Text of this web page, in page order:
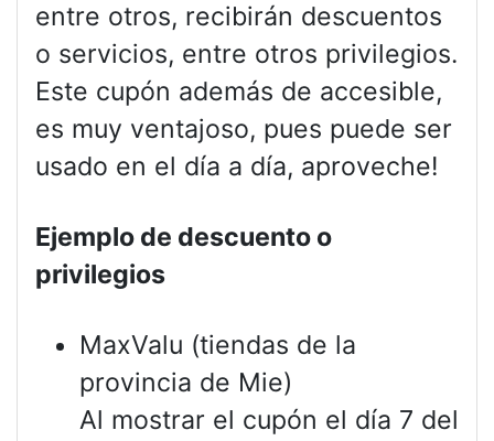
entre otros, recibirán descuentos
o servicios, entre otros privilegios.
Este cupón además de accesible,
es muy ventajoso, pues puede ser
usado en el día a día, aproveche!
Ejemplo de descuento o
privilegios
MaxValu (tiendas de la
provincia de Mie)
Al mostrar el cupón el día 7 del